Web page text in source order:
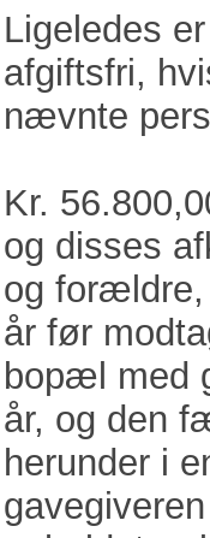
Ligeledes
afgiftsfri,
nævnte
Kr.
og disses
og
år før
bopæl med
år, og den
herunder i